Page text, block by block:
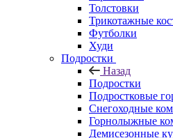
Толстовки
Трикотажные
Футболки
Худи
Подростки
Назад
Подростки
Подростковые
Снегоходные
Горнолыжные
Демисезонные